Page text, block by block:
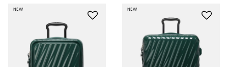
NEW NEW